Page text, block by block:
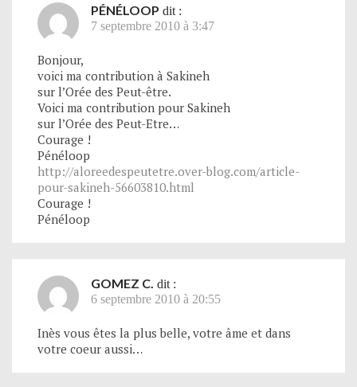
PÉNÉLOOP dit :
7 septembre 2010 à 3:47
Bonjour,
voici ma contribution à Sakineh
sur l’Orée des Peut-être.
Voici ma contribution pour Sakineh
sur l’Orée des Peut-Etre…
Courage !
Pénéloop
http://aloreedespeutetre.over-blog.com/article-
pour-sakineh-56603810.html
Courage !
Pénéloop
GOMEZ C. dit :
6 septembre 2010 à 20:55
Inès vous êtes la plus belle, votre âme et dans
votre coeur aussi…